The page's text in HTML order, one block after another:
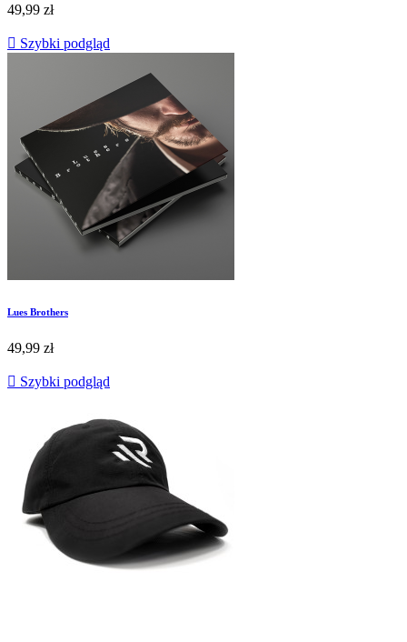
49,99 zł
 Szybki podgląd
Lues Brothers
49,99 zł
 Szybki podgląd